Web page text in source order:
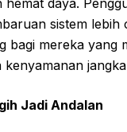
sistem lebih
bagi mereka yang
kenyamanan
Jadi Andalan